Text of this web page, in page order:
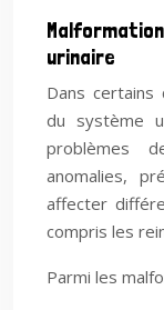
urinaire
Dans certains
du système
problèmes
anomalies,
affecter
compris les
Parmi les